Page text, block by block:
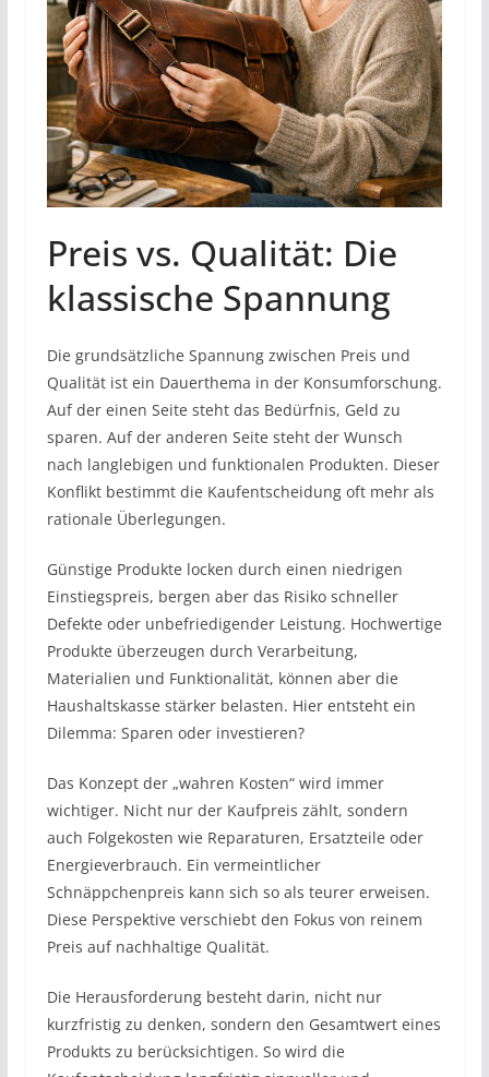
Preis vs. Qualität: Die
klassische Spannung
Die grundsätzliche Spannung zwischen Preis und
Qualität ist ein Dauerthema in der Konsumforschung.
Auf der einen Seite steht das Bedürfnis, Geld zu
sparen. Auf der anderen Seite steht der Wunsch
nach langlebigen und funktionalen Produkten. Dieser
Konflikt bestimmt die Kaufentscheidung oft mehr als
rationale Überlegungen.
Günstige Produkte locken durch einen niedrigen
Einstiegspreis, bergen aber das Risiko schneller
Defekte oder unbefriedigender Leistung. Hochwertige
Produkte überzeugen durch Verarbeitung,
Materialien und Funktionalität, können aber die
Haushaltskasse stärker belasten. Hier entsteht ein
Dilemma: Sparen oder investieren?
Das Konzept der „wahren Kosten“ wird immer
wichtiger. Nicht nur der Kaufpreis zählt, sondern
auch Folgekosten wie Reparaturen, Ersatzteile oder
Energieverbrauch. Ein vermeintlicher
Schnäppchenpreis kann sich so als teurer erweisen.
Diese Perspektive verschiebt den Fokus von reinem
Preis auf nachhaltige Qualität.
Die Herausforderung besteht darin, nicht nur
kurzfristig zu denken, sondern den Gesamtwert eines
Produkts zu berücksichtigen. So wird die